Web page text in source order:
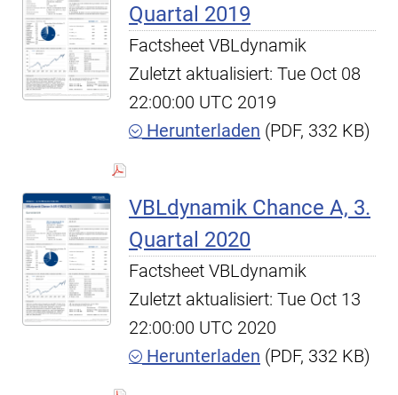
Quartal 2019
Factsheet VBLdynamik
Zuletzt aktualisiert: Tue Oct 08
22:00:00 UTC 2019
Herunterladen (PDF, 332 KB)
VBLdynamik Chance A, 3.
Quartal 2020
Factsheet VBLdynamik
Zuletzt aktualisiert: Tue Oct 13
22:00:00 UTC 2020
Herunterladen (PDF, 332 KB)